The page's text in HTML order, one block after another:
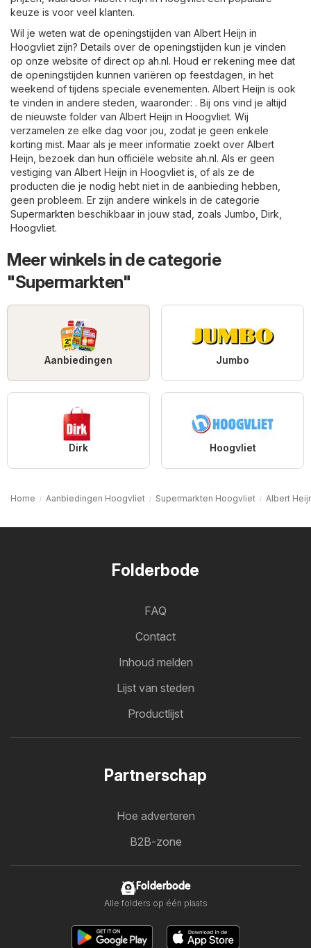
keuze is voor veel klanten.
Wil je weten wat de openingstijden van Albert Heijn in
Hoogvliet zijn? Details over de openingstijden kun je vinden
op onze website of direct op ah.nl. Houd er rekening mee dat
de openingstijden kunnen variëren op feestdagen, in het
weekend of tijdens speciale evenementen. Albert Heijn is ook
te vinden in andere steden, waaronder: . Bij ons vind je altijd
de nieuwste folder van Albert Heijn in Hoogvliet. Wij
verzamelen ze elke dag voor jou, zodat je geen enkele
korting mist. Maar als je meer informatie zoekt over Albert
Heijn, bezoek dan hun officiële website ah.nl. Als er geen
vestiging van Albert Heijn in Hoogvliet is, of als ze de
producten die je nodig hebt niet in de aanbieding hebben,
geen probleem. Er zijn andere winkels in de categorie
Supermarkten beschikbaar in jouw stad, zoals Jumbo Dirk
Hoogvliet.
Meer winkels in de categorie
"Supermarkten"
Aanbiedingen Jumbo
Dirk Hoogvliet
Home Aanbiedingen Hoogvliet Supermarkten Hoogvliet Albert
Folderbode
FAQ
Contact
Inhoud melden
Lijst van steden
Productlijst
Partnerschap
Hoe adverteren
B2B-zone
Folderbode
Alle folders op één plaats